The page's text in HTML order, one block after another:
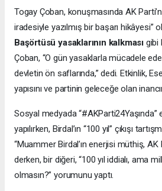
Togay Çoban, konuşmasında AK
iradesiyle yazılmış bir başarı hikâyesi”
Başörtüsü yasaklarının kalkması gibi
Çoban, “O gün yasaklarla mücadele
devletin ön saflarında,” dedi. Etkinlik,
yapısını ve partinin geleceğe olan
Sosyal medyada “#AKParti24Yaşında”
yapılırken, Birdal’ın “100 yıl” çıkışı
“Muammer Birdal’ın enerjisi müthiş,
derken, bir diğeri, “100 yıl iddialı, ama
olmasın?” yorumunu yaptı.